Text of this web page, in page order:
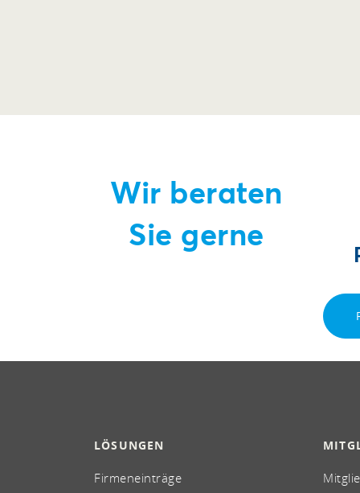
Wir beraten
Sie gerne
LÖSUNGEN
Firmeneinträge